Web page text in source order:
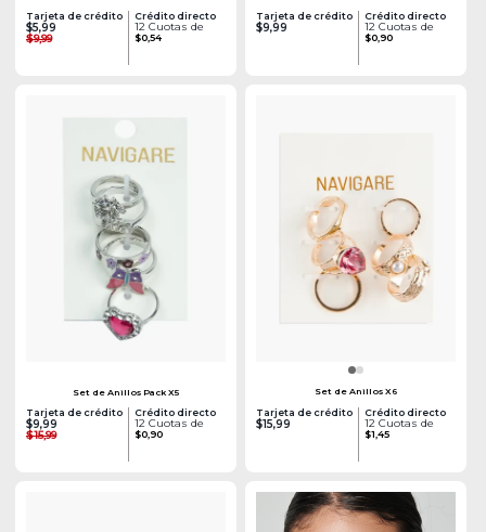
Tarjeta de crédito
$5,99
$9,99
Crédito directo
12 Cuotas de
$0,54
Tarjeta de crédito
$9,99
Crédito directo
12 Cuotas de
$0,90
Set de Anillos Pack X5
Tarjeta de crédito
$9,99
$15,99
Crédito directo
12 Cuotas de
$0,90
Set de Anillos X6
Tarjeta de crédito
$15,99
Crédito directo
12 Cuotas de
$1,45